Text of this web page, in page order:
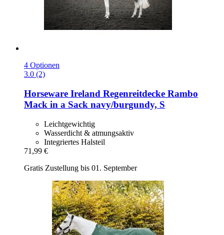
4 Optionen
3.0 (2)
Horseware Ireland Regenreitdecke Rambo
Mack in a Sack navy/burgundy, S
Leichtgewichtig
Wasserdicht & atmungsaktiv
Integriertes Halsteil
71,99 €
Gratis Zustellung bis 01. September